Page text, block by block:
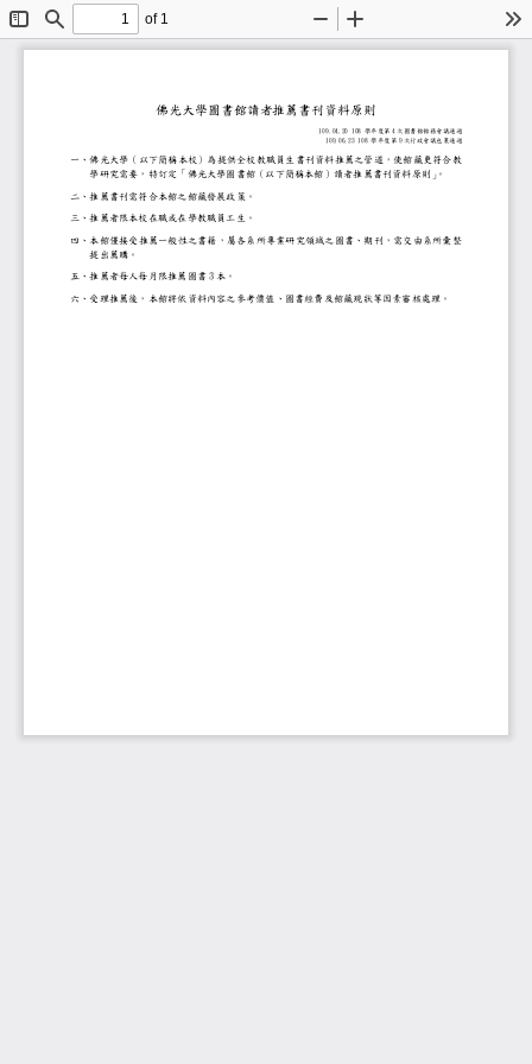
Toggle
Sidebar
Find
of 1
Zoom
Out
In
佛光大學圖書館讀者推薦書刊資料原則
109.04.20 108
學年度第
4 次圖書館館務會議通過
109.06.23 108
學年度第
9 次行政會議包裹通過
一、佛光大學（以下簡稱本校）為提供全校教職員生書刊資料推薦
學研究需要，特訂定「佛光大學圖書館（以下簡稱本館）讀者推
。
二、推薦書刊需符合本館之館藏發展政策
。
三、推薦者限本校在職或在學教職員工生
。
四、本館僅接受推薦一般性之書籍，屬各系所專業研究領域之圖書
提出薦購。
五、推薦者每人每月限推薦
圖書
3 本 。
六、受理推薦後，本館將依資料內容之參考價值、圖書經費及館藏現